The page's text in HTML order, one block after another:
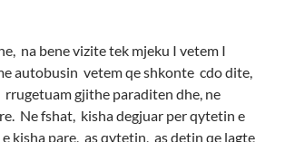
na bene vizite tek mjeku I vetem I
autobusin vetem qe shkonte cdo dite,
rrugetuam gjithe paraditen dhe, ne
Ne fshat, kisha degjuar per qytetin e
kisha pare, as qytetin, as detin qe lagte